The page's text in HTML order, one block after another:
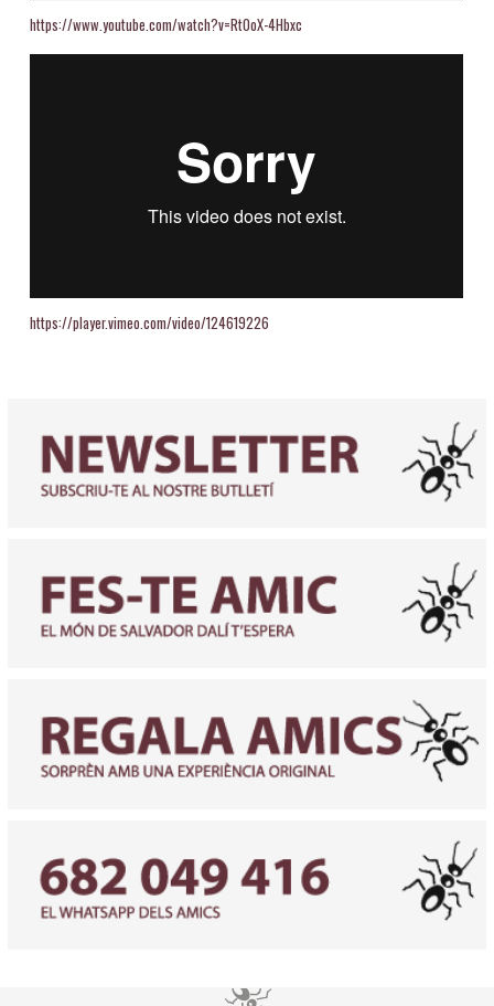
https://www.youtube.com/watch?v=Rt0oX-4Hbxc
https://player.vimeo.com/video/124619226